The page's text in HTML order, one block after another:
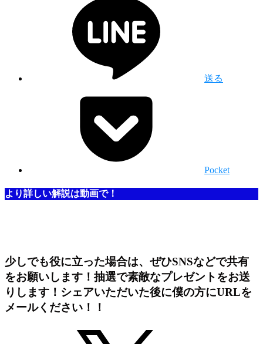
送る
Pocket
より詳しい解説は動画で！
少しでも役に立った場合は、ぜひSNSなどで共有
をお願いします！抽選で素敵なプレゼントをお送
りします！シェアいただいた後に僕の方にURLを
メールください！！